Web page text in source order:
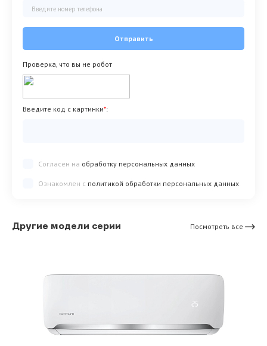
Отправить
Проверка, что вы не робот
Введите код с картинки*:
Согласен на обработку персональных данных
Ознакомлен с политикой обработки персональных данных
Другие модели серии Посмотреть все